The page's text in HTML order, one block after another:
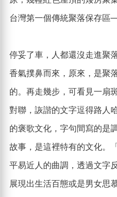
台灣第一個傳統聚落保存區
停妥了車，人都還沒走進聚
香氣撲鼻而來，原來，是聚
的。再走幾步，可看見一扇
對聯，詼諧的文字逗得路人
的褒歌文化，字句間寫的是
故事，是這裡特有的文化。
平易近人的曲調，透過文字
展現出生活百態或是男女思